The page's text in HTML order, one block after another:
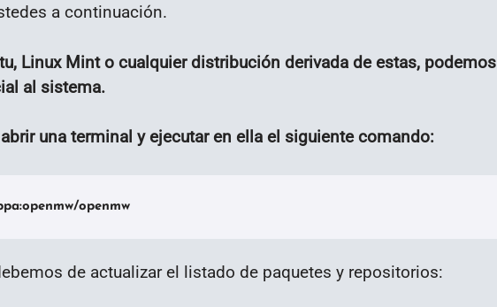
a continuación.
Linux Mint o cualquier distribución derivada de estas, podemos
al sistema.
una terminal y ejecutar en ella el siguiente comando:
openmw
de actualizar el listado de paquetes y repositorios: